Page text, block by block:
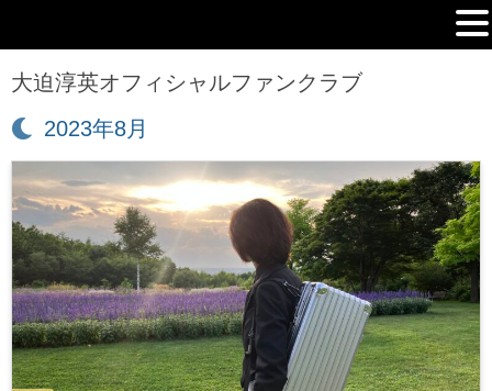
大迫淳英オフィシャルファンクラブ
月:
2023年8月